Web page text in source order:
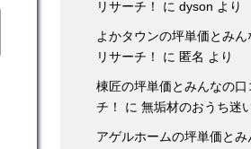
リサーチ！
に dyson より
よかタウンの坪単価とみ
リサーチ！
に 匿名 より
棟匠の坪単価とみんなの
チ！
に 無垢材のおうち迷
アゲルホームの坪単価と